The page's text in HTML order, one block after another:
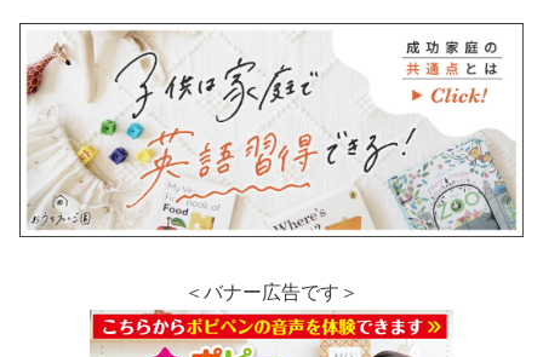
＜バナー広告です＞